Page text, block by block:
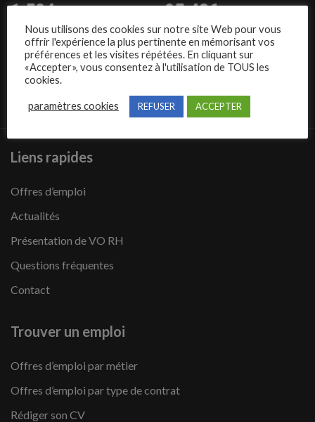
1,504
Entreprises
95,486
Candidats
Nous suivre
Liens rapides
Offres d’emploi
Actualités
Présentation de VO RH
Questions fréquentes
Contact
Trouver un emploi
Offres d’emploi par métier
Offres d’emploi par type de contrat
Rédiger son CV
Nous utilisons des cookies sur notre site Web pour vous
offrir l'expérience la plus pertinente en mémorisant vos
préférences et les visites répétées. En cliquant sur
«Accepter», vous consentez à l'utilisation de TOUS les
cookies.
paramètres cookies REFUSER ACCEPTER